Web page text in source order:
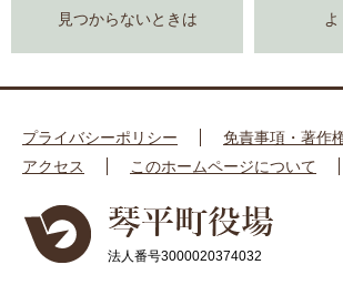
見つからないときは よ
プライバシーポリシー
免責事項・著作
アクセス
このホームページについて
法人番号3000020374032